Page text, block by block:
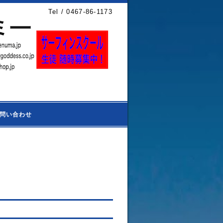
Tel / 0467-86-1173
い合わせ